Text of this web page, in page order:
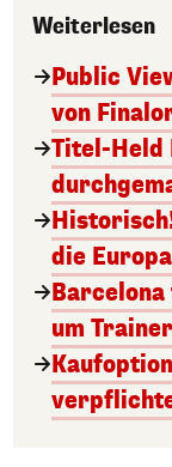
Weiterlesen
Public
von
Titel-Held
die
um